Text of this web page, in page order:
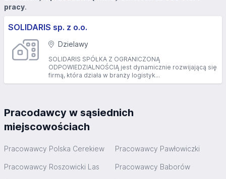
pracy.
SOLIDARIS sp. z o.o.
Dzielawy
SOLIDARIS SPÓŁKA Z OGRANICZONĄ
ODPOWIEDZIALNOŚCIĄ jest dynamicznie rozwijającą się
firmą, która działa w branży logistyk...
Pracodawcy w sąsiednich
miejscowościach
Pracowawcy Polska Cerekiew Pracowawcy Pawłowiczki
Pracowawcy Roszowicki Las Pracowawcy Baborów